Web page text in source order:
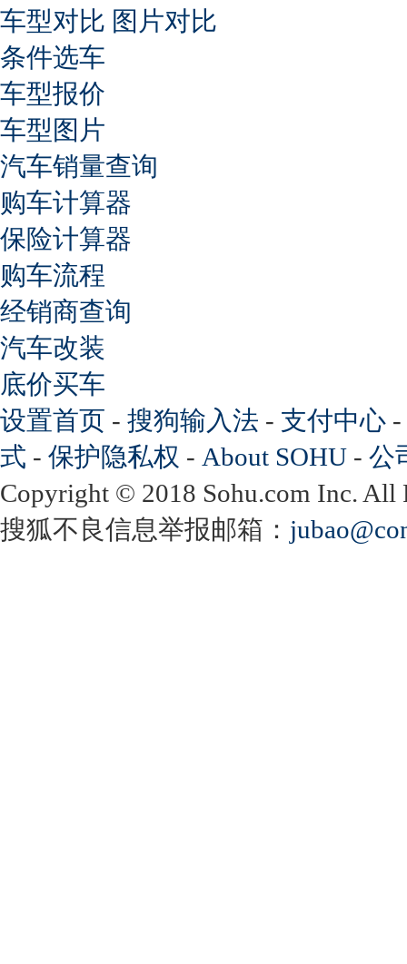
车型对比 图片对比
条件选车
车型报价
车型图片
汽车销量查询
购车计算器
保险计算器
购车流程
经销商查询
汽车改装
底价买车
设置首页 - 搜狗输入法 - 支付中心 -
式 - 保护隐私权 - About SOHU - 公
Copyright © 2018 Sohu.com Inc.
搜狐不良信息举报邮箱：